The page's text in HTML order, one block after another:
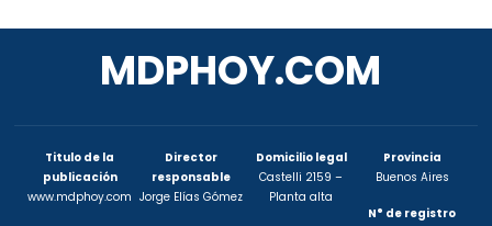
MDPHOY.COM
Titulo de la
publicación
www.mdphoy.com
Director
responsable
Jorge Elías Gómez
Domicilio legal
Castelli 2159 –
Planta alta
Provincia
Buenos Aires
N° de registro